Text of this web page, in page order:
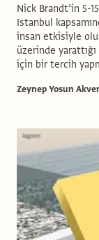
Nick Brandt’in 5-
Istanbul
insan etkisiyle
üzerinde
için bir tercih
Zeynep Yosun